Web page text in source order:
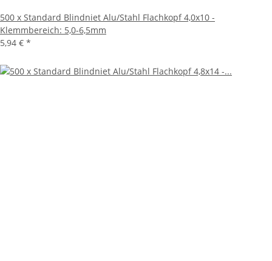
500 x Standard Blindniet Alu/Stahl Flachkopf 4,0x10 -
Klemmbereich: 5,0-6,5mm
5,94 € *